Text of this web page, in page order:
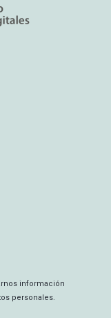
información
personales.